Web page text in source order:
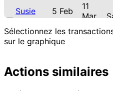
Susie
Lee
5 Feb
2021
11
Mar
2021
Gilbert
22 Dec
11
Gilbert
16
14
Sélectionnez les
sur le graphique
Actions similaires